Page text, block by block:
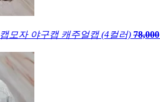
캡모자 야구캡 캐주얼캡 (4컬러) 78,000